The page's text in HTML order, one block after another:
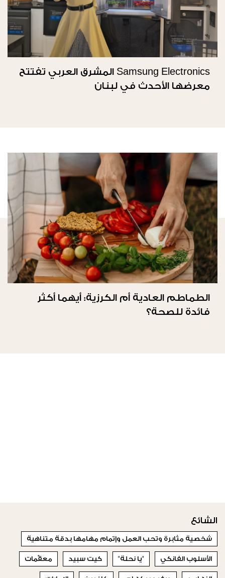
Samsung Electronics المشرق العربي تفتتح
معرضها الأحدث في لبنان
الطماطم العادية أم الكرزية: أيهما أكثر
فائدة للصحة؟
الشائع
شخصية مثابرة وتحب العمل وإتمام مهامها بدقة متناهية
الأسلوب الفانكي "يا نحلة" كيت سبيد معقّمات